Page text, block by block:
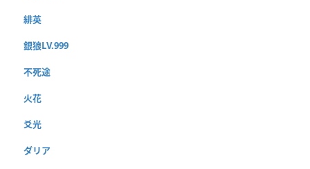
緋英
銀狼LV.999
不死途
火花
爻光
ダリア